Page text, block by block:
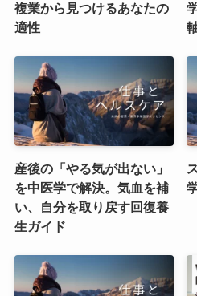
複業から見つけるあなたの
適性
産後の「やる気が出ない」
を中医学で解決。気血を補
い、自分を取り戻す回復養
生ガイド